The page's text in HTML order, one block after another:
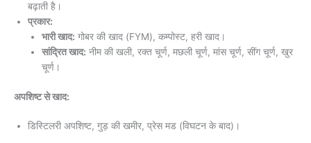
बढ़ाती है।
प्रकार:
भारी खाद: गोबर की खाद (FYM), कम्पोस्ट, हरी खाद।
सांद्रित खाद: नीम की खली, रक्त चूर्ण, मछली चूर्ण, मांस चूर्ण, सींग चूर्ण, खुर
चूर्ण।
अपशिष्ट से खाद:
डिस्टिलरी अपशिष्ट, गुड़ की खमीर, प्रेस मड (विघटन के बाद)।